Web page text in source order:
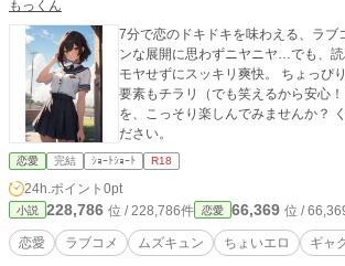
もっくん
7分で恋のドキドキを味わえる、ラブ
ンな展開に思わずニヤニヤ…でも、
モヤせずにスッキリ爽快。 ちょっぴ
要素もチラリ（でも笑えるから安心
を、こっそり楽しんでみませんか？
ださい。
恋愛 完結 ｼｮｰﾄｼｮｰﾄ R18
24h.ポイント 0pt
小説 228,786 位 / 228,786件 恋愛 66,369 位 /
恋愛 ラブコメ ムズキュン ちょいエロ ギャ